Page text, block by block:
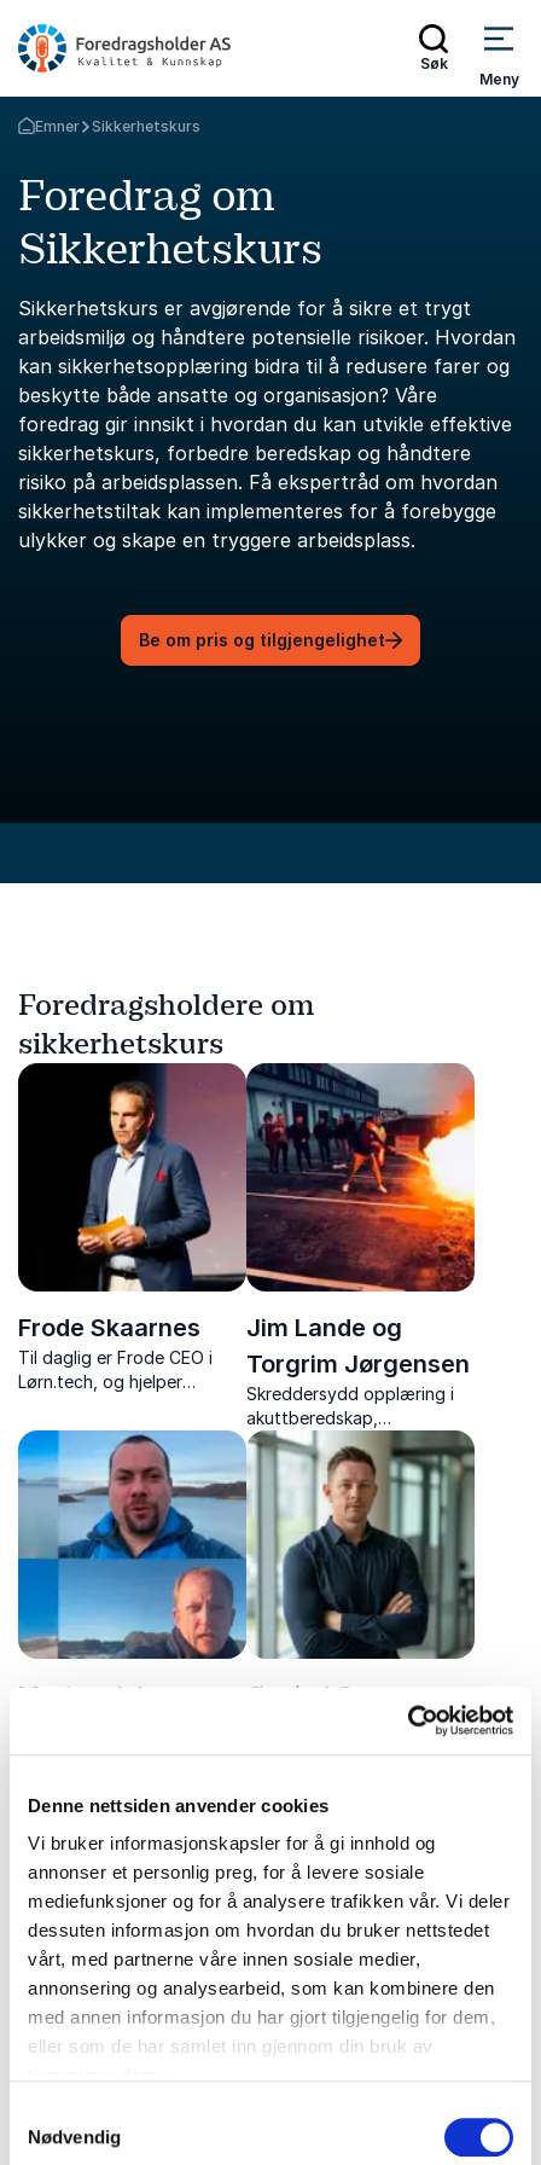
Denne nettsiden anvender cookies
Vi bruker informasjonskapsler for å gi innhold og
annonser et personlig preg, for å levere sosiale
mediefunksjoner og for å analysere trafikken vår. Vi deler
dessuten informasjon om hvordan du bruker nettstedet
vårt, med partnerne våre innen sosiale medier,
annonsering og analysearbeid, som kan kombinere den
med annen informasjon du har gjort tilgjengelig for dem,
eller som de har samlet inn gjennom din bruk av
Nødvendig
Søk
Meny
Gå tilbake til startsiden
Emner Sikkerhetskurs
Foredrag om
Sikkerhetskurs
Sikkerhetskurs er avgjørende for å sikre et trygt
arbeidsmiljø og håndtere potensielle risikoer. Hvordan
kan sikkerhetsopplæring bidra til å redusere farer og
beskytte både ansatte og organisasjon? Våre
foredrag gir innsikt i hvordan du kan utvikle effektive
sikkerhetskurs, forbedre beredskap og håndtere
risiko på arbeidsplassen. Få ekspertråd om hvordan
sikkerhetstiltak kan implementeres for å forebygge
ulykker og skape en tryggere arbeidsplass.
Be om pris og tilgjengelighet
Foredragsholdere om
sikkerhetskurs
Frode Skaarnes
Til daglig er Frode CEO i
Lørn.tech, og hjelper
virksomheter med å bygge
kunnskap og å etablere
gode systemer for å være
forberedt på et bredt
spekter av trusler. Når Frode
Jim Lande og
Torgrim Jørgensen
Skreddersydd opplæring i
akuttberedskap,
krisehåndtering og sikkerhet
Morten Johansen
Svinn er en av
utfordringer – og samtidig
et område med stort
potensial for forbedring.
Morten Johansen og Marius
Elsbak gir deg innsikt,
konkrete verktøy og
inspirasjon til h...
Øyvind Greve
Øyvind Greve gir realistiske
sikkerhetskultur,
beslutninger under press.
Uforpliktende og kompetent
rådgivning for et vellykket
Fyll ut kontaktskjemaet – vi tar kontakt med deg